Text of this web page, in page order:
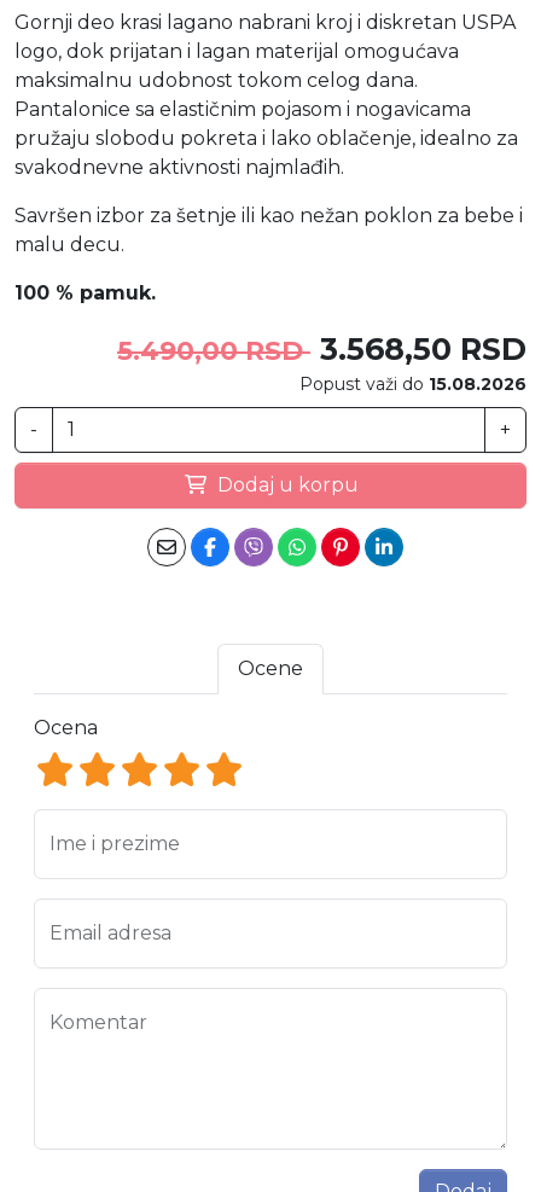
Gornji deo krasi lagano nabrani kroj i diskretan USPA
logo, dok prijatan i lagan materijal omogućava
maksimalnu udobnost tokom celog dana.
Pantalonice sa elastičnim pojasom i nogavicama
pružaju slobodu pokreta i lako oblačenje, idealno za
svakodnevne aktivnosti najmlađih.
Savršen izbor za šetnje ili kao nežan poklon za bebe i
malu decu.
100 % pamuk.
5.490,00 RSD 3.568,50 RSD
Popust važi do 15.08.2026
- +
Dodaj u korpu
Ocene
Ocena
Ocena 5
Ocena 4
Ocena 3
Ocena 2
Ocena 1
Ime i prezime
Email adresa
Komentar